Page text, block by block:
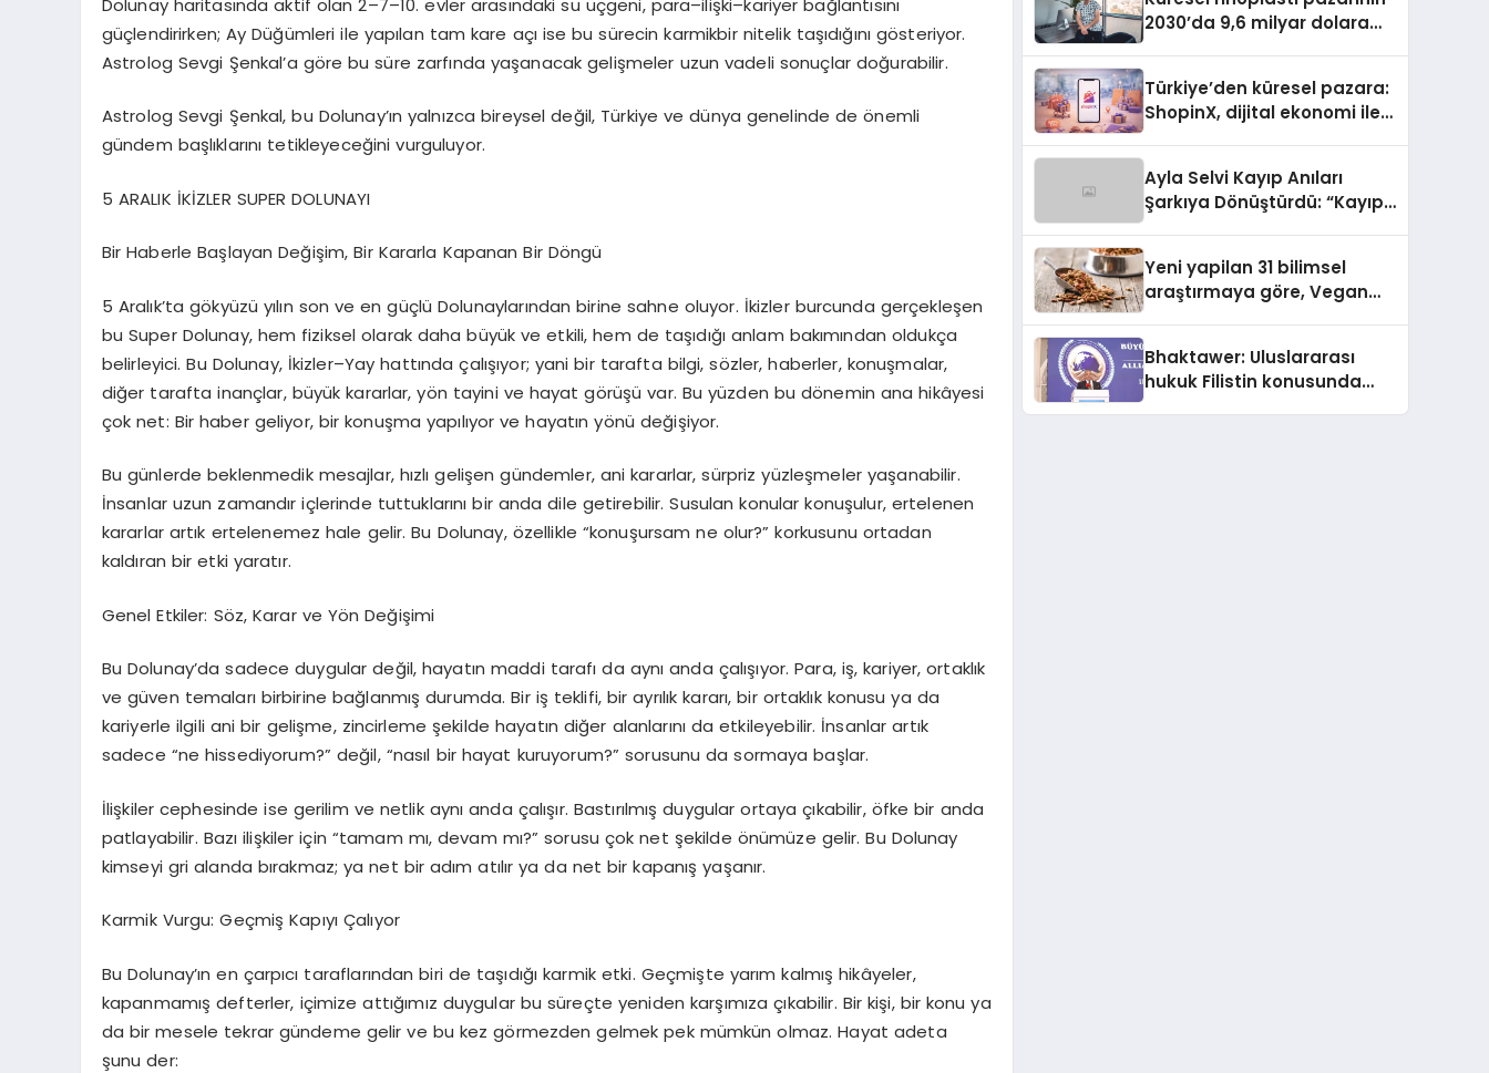
güçlendirirken; Ay Düğümleri ile yapılan tam kare açı ise bu sürecinkarmikbir nitelik taşıdığını gösteriyor.
Astrolog Sevgi Şenkal’a göre bu süre zarfında yaşanacak gelişmeler uzun vadeli sonuçlar doğurabilir.
Astrolog Sevgi Şenkal, bu Dolunay’ın yalnızca bireysel değil, Türkiye ve dünya genelinde de önemli
gündem başlıklarını tetikleyeceğini vurguluyor.
5 ARALIK İKİZLER SUPER DOLUNAYI
Bir Haberle Başlayan Değişim, Bir Kararla Kapanan Bir Döngü
5 Aralık’ta gökyüzü yılın son ve en güçlü Dolunaylarından birine sahne oluyor. İkizler burcunda gerçekleşen
bu Super Dolunay, hem fiziksel olarak daha büyük ve etkili, hem de taşıdığı anlam bakımından oldukça
belirleyici. Bu Dolunay, İkizler–Yay hattında çalışıyor; yani bir tarafta bilgi, sözler, haberler, konuşmalar,
diğer tarafta inançlar, büyük kararlar, yön tayini ve hayat görüşü var. Bu yüzden bu dönemin ana hikâyesi
çok net: Bir haber geliyor, bir konuşma yapılıyor ve hayatın yönü değişiyor.
Bu günlerde beklenmedik mesajlar, hızlı gelişen gündemler, ani kararlar, sürpriz yüzleşmeler yaşanabilir.
İnsanlar uzun zamandır içlerinde tuttuklarını bir anda dile getirebilir. Susulan konular konuşulur, ertelenen
kararlar artık ertelenemez hale gelir. Bu Dolunay, özellikle “konuşursam ne olur?” korkusunu ortadan
kaldıran bir etki yaratır.
Genel Etkiler: Söz, Karar ve Yön Değişimi
Bu Dolunay’da sadece duygular değil, hayatın maddi tarafı da aynı anda çalışıyor. Para, iş, kariyer, ortaklık
ve güven temaları birbirine bağlanmış durumda. Bir iş teklifi, bir ayrılık kararı, bir ortaklık konusu ya da
kariyerle ilgili ani bir gelişme, zincirleme şekilde hayatın diğer alanlarını da etkileyebilir. İnsanlar artık
sadece “ne hissediyorum?” değil, “nasıl bir hayat kuruyorum?” sorusunu da sormaya başlar.
İlişkiler cephesinde ise gerilim ve netlik aynı anda çalışır. Bastırılmış duygular ortaya çıkabilir, öfke bir anda
patlayabilir. Bazı ilişkiler için “tamam mı, devam mı?” sorusu çok net şekilde önümüze gelir. Bu Dolunay
kimseyi gri alanda bırakmaz; ya net bir adım atılır ya da net bir kapanış yaşanır.
Karmik Vurgu: Geçmiş Kapıyı Çalıyor
Bu Dolunay’ın en çarpıcı taraflarından biri de taşıdığıkarmik etki. Geçmişte yarım kalmış hikâyeler,
kapanmamış defterler, içimize attığımız duygular bu süreçte yeniden karşımıza çıkabilir. Bir kişi, bir konu ya
da bir mesele tekrar gündeme gelir ve bu kez görmezden gelmek pek mümkün olmaz. Hayat adeta
şunu der:
2030’da 9,6 milyar dolara
Türkiye’den küresel pazara:
ShopinX, dijital ekonomi ile
Ayla Selvi Kayıp Anıları
Şarkıya Dönüştürdü: “Kayıp
Yeni yapilan 31 bilimsel
araştırmaya göre, Vegan
Sindirildiğini Ortaya Koydu
Bhaktawer: Uluslararası
hukuk Filistin konusunda